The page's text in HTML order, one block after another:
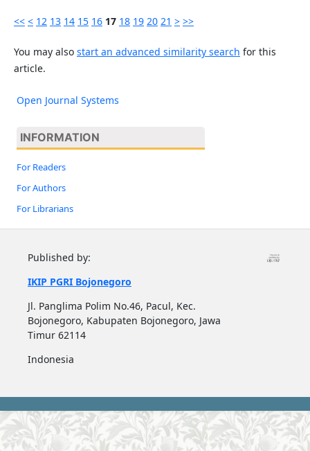
<< < 12 13 14 15 16 17 18 19 20 21 > >>
You may also start an advanced similarity search for this
article.
Open Journal Systems
INFORMATION
For Readers
For Authors
For Librarians
Published by:
IKIP PGRI Bojonegoro
Jl. Panglima Polim No.46, Pacul, Kec.
Bojonegoro, Kabupaten Bojonegoro, Jawa
Timur 62114
Indonesia